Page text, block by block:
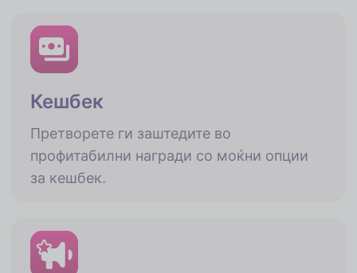
Кешбек
Претворете ги заштедите во
профитабилни награди со моќни опции
за кешбек.